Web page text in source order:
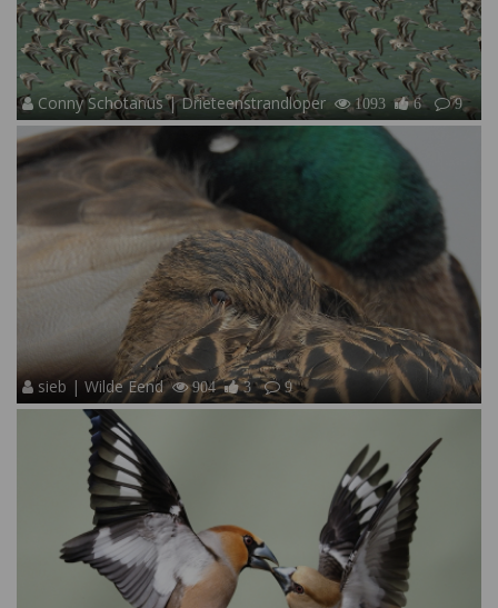
Conny Schotanus | Drieteenstrandloper 1093 6 9
sieb | Wilde Eend 904 3 9